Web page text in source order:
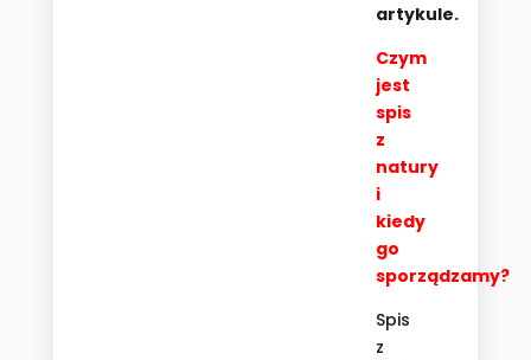
artykule.
Czym
jest
spis
z
natury
i
kiedy
go
sporządzamy?
Spis
z